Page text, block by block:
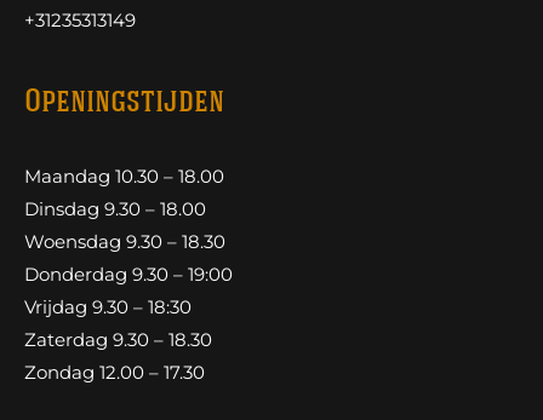
+31235313149
Openingstijden
Maandag 10.30 – 18.00
Dinsdag 9.30 – 18.00
Woensdag 9.30 – 18.30
Donderdag 9.30 – 19:00
Vrijdag 9.30 – 18:30
Zaterdag 9.30 – 18.30
Zondag 12.00 – 17.30